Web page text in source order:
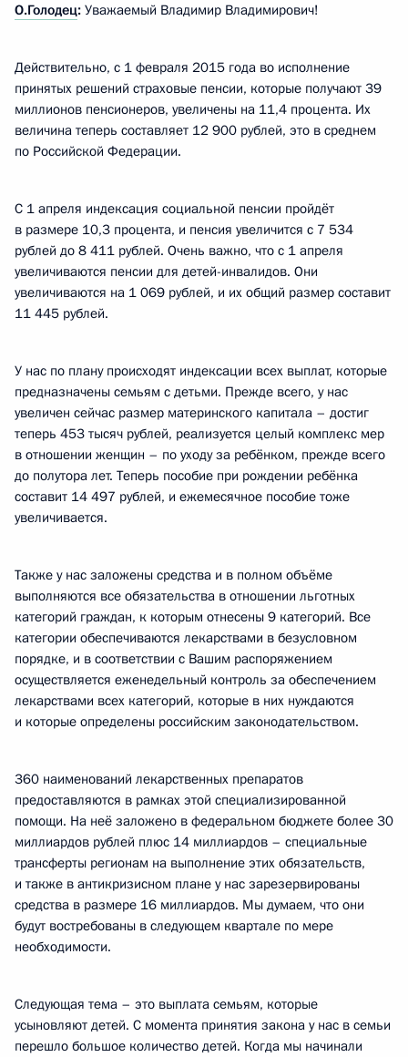
О.Голодец: Уважаемый Владимир Владимирович!
Действительно, с 1 февраля 2015 года во исполнение
принятых решений страховые пенсии, которые получают 39
миллионов пенсионеров, увеличены на 11,4 процента. Их
величина теперь составляет 12 900 рублей, это в среднем
по Российской Федерации.
С 1 апреля индексация социальной пенсии пройдёт
в размере 10,3 процента, и пенсия увеличится с 7 534
рублей до 8 411 рублей. Очень важно, что с 1 апреля
увеличиваются пенсии для детей-инвалидов. Они
увеличиваются на 1 069 рублей, и их общий размер составит
11 445 рублей.
У нас по плану происходят индексации всех выплат, которые
предназначены семьям с детьми. Прежде всего, у нас
увеличен сейчас размер материнского капитала – достиг
теперь 453 тысяч рублей, реализуется целый комплекс мер
в отношении женщин – по уходу за ребёнком, прежде всего
до полутора лет. Теперь пособие при рождении ребёнка
составит 14 497 рублей, и ежемесячное пособие тоже
увеличивается.
Также у нас заложены средства и в полном объёме
выполняются все обязательства в отношении льготных
категорий граждан, к которым отнесены 9 категорий. Все
категории обеспечиваются лекарствами в безусловном
порядке, и в соответствии с Вашим распоряжением
осуществляется еженедельный контроль за обеспечением
лекарствами всех категорий, которые в них нуждаются
и которые определены российским законодательством.
360 наименований лекарственных препаратов
предоставляются в рамках этой специализированной
помощи. На неё заложено в федеральном бюджете более 30
миллиардов рублей плюс 14 миллиардов – специальные
трансферты регионам на выполнение этих обязательств,
и также в антикризисном плане у нас зарезервированы
средства в размере 16 миллиардов. Мы думаем, что они
будут востребованы в следующем квартале по мере
необходимости.
Следующая тема – это выплата семьям, которые
усыновляют детей. С момента принятия закона у нас в семьи
перешло большое количество детей. Когда мы начинали